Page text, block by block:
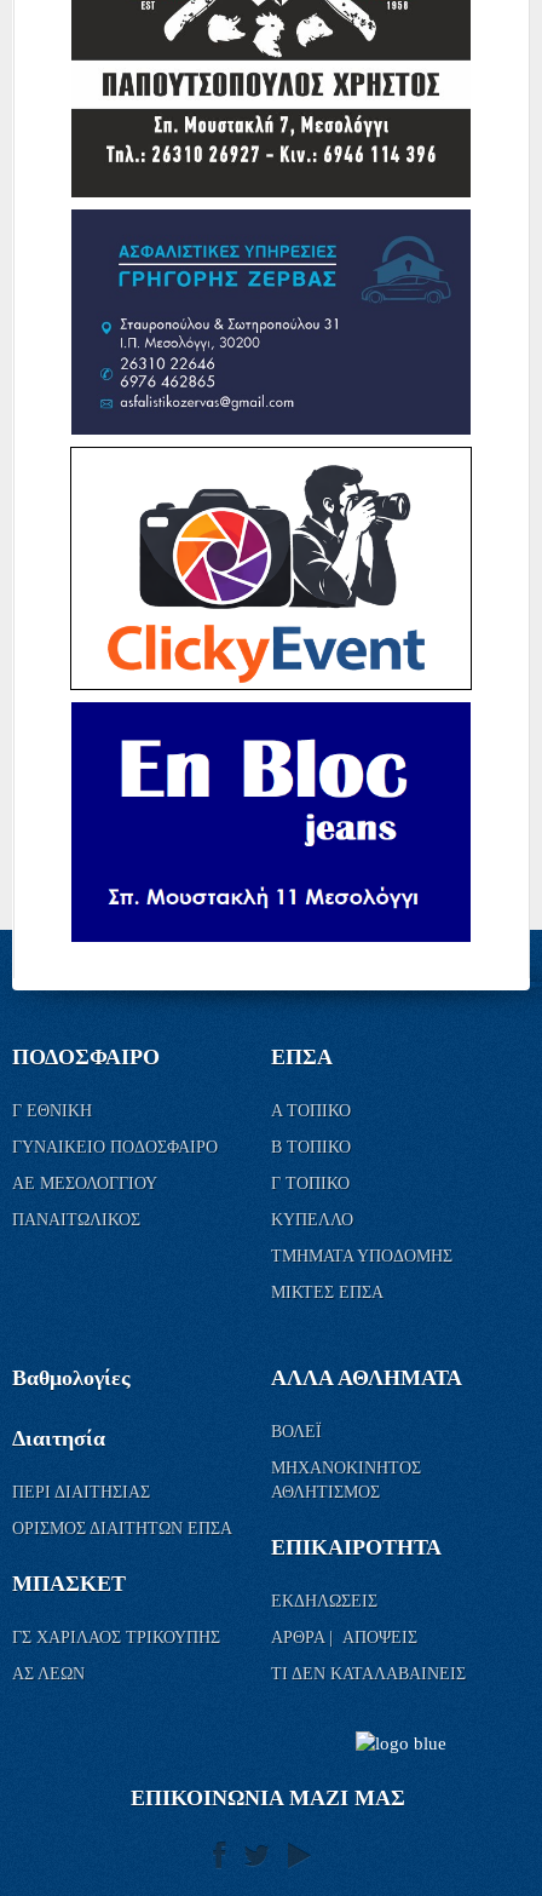
ΠΟΔΟΣΦΑΙΡΟ
Γ ΕΘΝΙΚΗ
ΓΥΝΑΙΚΕΙΟ ΠΟΔΟΣΦΑΙΡΟ
ΑΕ ΜΕΣΟΛΟΓΓΙΟΥ
ΠΑΝΑΙΤΩΛΙΚΟΣ
ΕΠΣΑ
Α ΤΟΠΙΚΟ
Β ΤΟΠΙΚΟ
Γ ΤΟΠΙΚΟ
ΚΥΠΕΛΛΟ
ΤΜΗΜΑΤΑ ΥΠΟΔΟΜΗΣ
ΜΙΚΤΕΣ ΕΠΣΑ
Βαθμολογίες
Διαιτησία
ΠΕΡΙ ΔΙΑΙΤΗΣΙΑΣ
ΟΡΙΣΜΟΣ ΔΙΑΙΤΗΤΩΝ ΕΠΣΑ
ΜΠΑΣΚΕΤ
ΓΣ ΧΑΡΙΛΑΟΣ ΤΡΙΚΟΥΠΗΣ
ΑΣ ΛΕΩΝ
ΑΛΛΑ ΑΘΛΗΜΑΤΑ
ΒΟΛΕΪ
ΜΗΧΑΝΟΚΙΝΗΤΟΣ
ΑΘΛΗΤΙΣΜΟΣ
ΕΠΙΚΑΙΡΟΤΗΤΑ
ΕΚΔΗΛΩΣΕΙΣ
ΑΡΘΡΑ | ΑΠΟΨΕΙΣ
ΤΙ ΔΕΝ ΚΑΤΑΛΑΒΑΙΝΕΙΣ
ΕΠΙΚΟΙΝΩΝΙΑ ΜΑΖΙ ΜΑΣ